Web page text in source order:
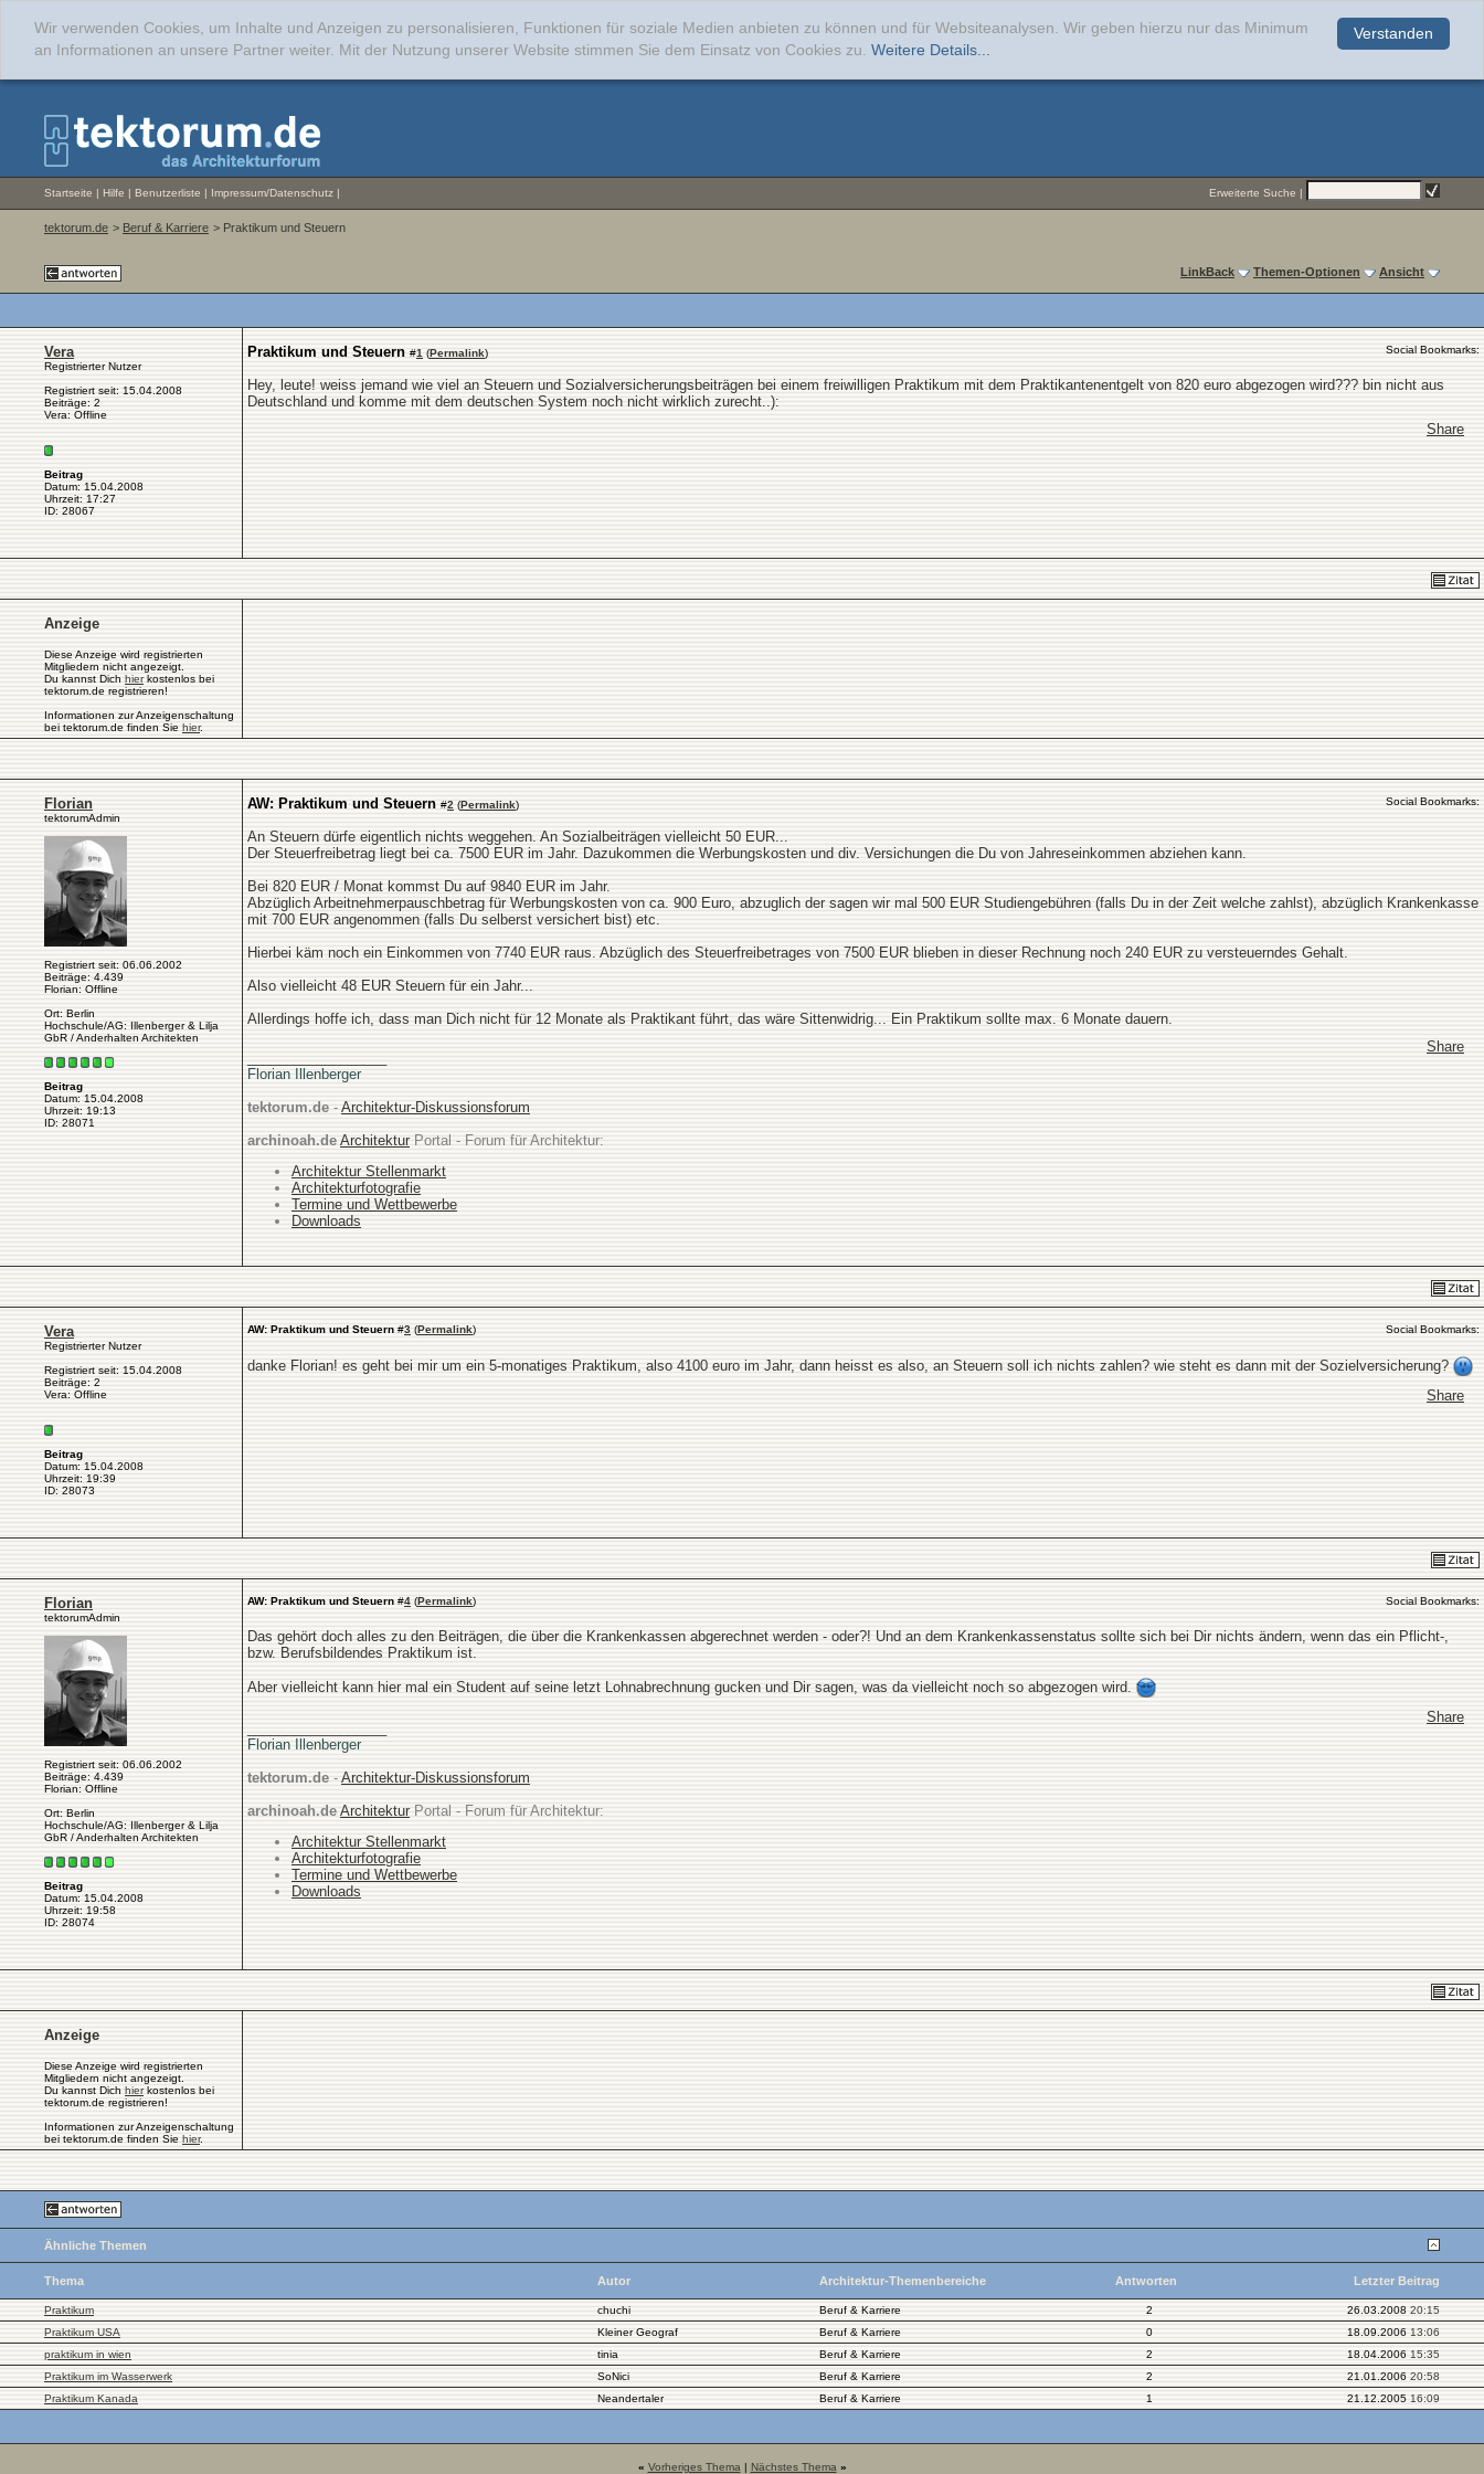
Verstanden
Wir verwenden Cookies, um Inhalte und Anzeigen zu personalisieren, Funktionen für soziale Medien anbieten zu können und für Websiteanalysen. Wir geben hierzu nur das Minimum
an Informationen an unsere Partner weiter. Mit der Nutzung unserer Website stimmen Sie dem Einsatz von Cookies zu. Weitere Details...
Startseite | Hilfe | Benutzerliste | Impressum/Datenschutz | Erweiterte Suche |
tektorum.de > Beruf & Karriere > Praktikum und Steuern
LinkBack Themen-Optionen Ansicht
Vera
Registrierter Nutzer
Registriert seit: 15.04.2008
Beiträge: 2
Vera: Offline
Beitrag
Datum: 15.04.2008
Uhrzeit: 17:27
ID: 28067
Praktikum und Steuern #1 (Permalink) Social Bookmarks:
Hey, leute! weiss jemand wie viel an Steuern und Sozialversicherungsbeiträgen bei einem freiwilligen Praktikum mit dem Praktikantenentgelt von 820 euro abgezogen wird??? bin nicht aus
Deutschland und komme mit dem deutschen System noch nicht wirklich zurecht..):
Share
Anzeige
Diese Anzeige wird registrierten
Mitgliedern nicht angezeigt.
Du kannst Dich hierkostenlos bei
tektorum.de registrieren!
Informationen zur Anzeigenschaltung
bei tektorum.de finden Sie hier.
Florian
tektorumAdmin
Registriert seit: 06.06.2002
Beiträge: 4.439
Florian: Offline
Ort: Berlin
Hochschule/AG: Illenberger & Lilja
GbR / Anderhalten Architekten
Beitrag
Datum: 15.04.2008
Uhrzeit: 19:13
ID: 28071
AW: Praktikum und Steuern #2 (Permalink) Social Bookmarks:
An Steuern dürfe eigentlich nichts weggehen. An Sozialbeiträgen vielleicht 50 EUR...
Der Steuerfreibetrag liegt bei ca. 7500 EUR im Jahr. Dazukommen die Werbungskosten und div. Versichungen die Du von Jahreseinkommen abziehen kann.
Bei 820 EUR / Monat kommst Du auf 9840 EUR im Jahr.
Abzüglich Arbeitnehmerpauschbetrag für Werbungskosten von ca. 900 Euro, abzuglich der sagen wir mal 500 EUR Studiengebühren (falls Du in der Zeit welche zahlst), abzüglich Krankenkasse
mit 700 EUR angenommen (falls Du selberst versichert bist) etc.
Hierbei käm noch ein Einkommen von 7740 EUR raus. Abzüglich des Steuerfreibetrages von 7500 EUR blieben in dieser Rechnung noch 240 EUR zu versteuerndes Gehalt.
Also vielleicht 48 EUR Steuern für ein Jahr...
Allerdings hoffe ich, dass man Dich nicht für 12 Monate als Praktikant führt, das wäre Sittenwidrig... Ein Praktikum sollte max. 6 Monate dauern.
Share
Florian Illenberger
tektorum.de - Architektur-Diskussionsforum
archinoah.de Architektur Portal - Forum für Architektur:
Architektur Stellenmarkt
Architekturfotografie
Termine und Wettbewerbe
Downloads
Vera
Registrierter Nutzer
Registriert seit: 15.04.2008
Beiträge: 2
Vera: Offline
Beitrag
Datum: 15.04.2008
Uhrzeit: 19:39
ID: 28073
AW: Praktikum und Steuern #3 (Permalink) Social Bookmarks:
danke Florian! es geht bei mir um ein 5-monatiges Praktikum, also 4100 euro im Jahr, dann heisst es also, an Steuern soll ich nichts zahlen? wie steht es dann mit der Sozielversicherung?
Share
Florian
tektorumAdmin
Registriert seit: 06.06.2002
Beiträge: 4.439
Florian: Offline
Ort: Berlin
Hochschule/AG: Illenberger & Lilja
GbR / Anderhalten Architekten
Beitrag
Datum: 15.04.2008
Uhrzeit: 19:58
ID: 28074
AW: Praktikum und Steuern #4 (Permalink) Social Bookmarks:
Das gehört doch alles zu den Beiträgen, die über die Krankenkassen abgerechnet werden - oder?! Und an dem Krankenkassenstatus sollte sich bei Dir nichts ändern, wenn das ein Pflicht-,
bzw. Berufsbildendes Praktikum ist.
Aber vielleicht kann hier mal ein Student auf seine letzt Lohnabrechnung gucken und Dir sagen, was da vielleicht noch so abgezogen wird.
Share
Florian Illenberger
tektorum.de - Architektur-Diskussionsforum
archinoah.de ArchitekturPortal - Forum für Architektur:
Architektur Stellenmarkt
Architekturfotografie
Termine und Wettbewerbe
Downloads
Anzeige
Diese Anzeige wird registrierten
Mitgliedern nicht angezeigt.
Du kannst Dich hierkostenlos bei
tektorum.de registrieren!
Informationen zur Anzeigenschaltung
bei tektorum.de finden Sie hier.
Ähnliche Themen
Thema Autor Architektur-Themenbereiche Antworten Letzter Beitrag
Praktikum chuchi Beruf & Karriere 2 26.03.2008 20:15
Praktikum USA
Kleiner Geograf Beruf & Karriere 0 18.09.2006 13:06
praktikum in wien
tinia Beruf & Karriere 2 18.04.2006 15:35
Praktikum im Wasserwerk
SoNici Beruf & Karriere 2 21.01.2006 20:58
Praktikum Kanada
Neandertaler Beruf & Karriere 1 21.12.2005 16:09
« Vorheriges Thema | Nächstes Thema »